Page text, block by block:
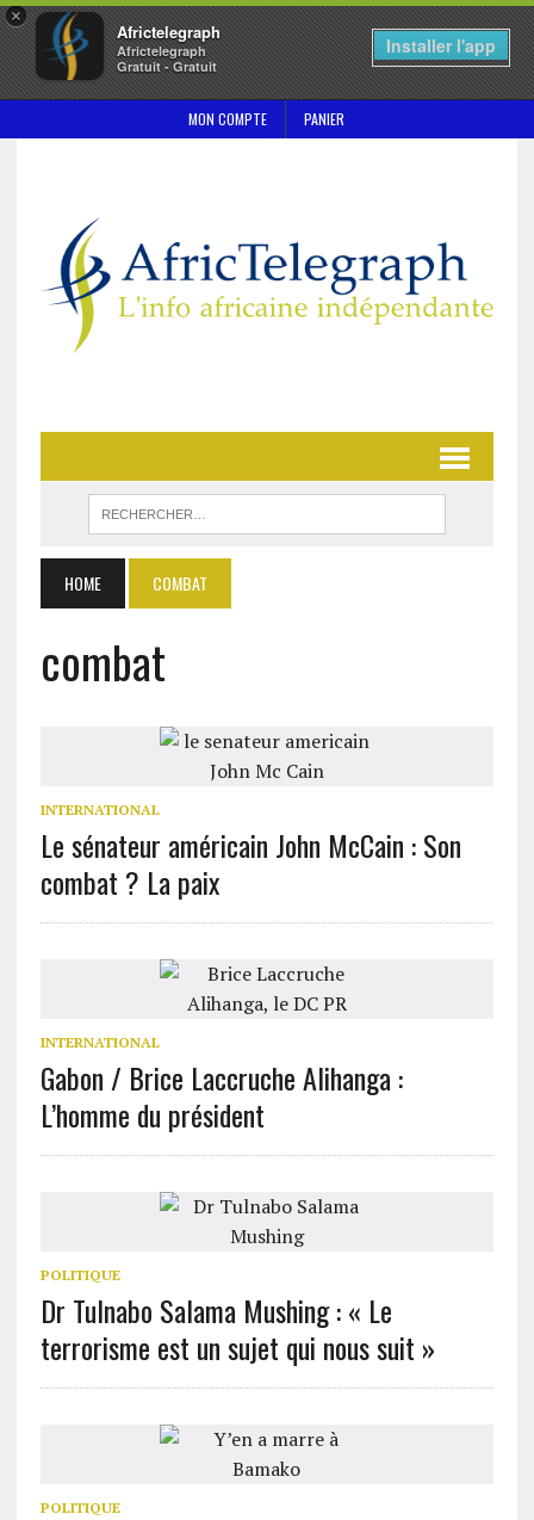
×
Africtelegraph
Africtelegraph
Gratuit - Gratuit
Installer l'app
MON COMPTE PANIER
HOME COMBAT
combat
INTERNATIONAL
Le sénateur américain John McCain : Son
combat ? La paix
INTERNATIONAL
Gabon / Brice Laccruche Alihanga :
L’homme du président
POLITIQUE
Dr Tulnabo Salama Mushing : « Le
terrorisme est un sujet qui nous suit »
POLITIQUE